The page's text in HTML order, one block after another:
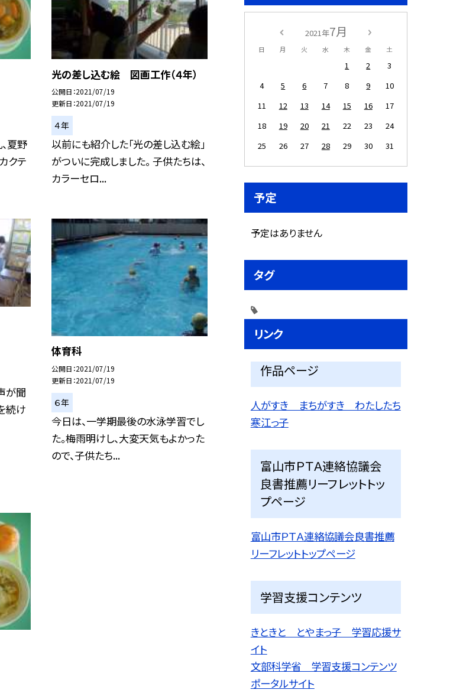
夏野
クテ
光の差し込む絵 図画工作（４年）
公開日 2021/07/19
更新日 2021/07/19
４年
以前にも紹介した「光の差し込む絵」
がついに完成しました。 子供たちは、
カラーセロ...
が聞
続け
体育科
公開日 2021/07/19
更新日 2021/07/19
６年
今日は、一学期最後の水泳学習でし
た。梅雨明けし、大変天気もよかった
ので、子供たち...
2021年7月
日 月 火 水 木 金 土
1 2
3
4
5 6 7 8 9
10
11
12 13 14 15 16
17
18
19 20 21 22 23
24
25
26 27 28 29 30 31
予定
予定はありません
タグ
リンク
作品ページ
人がすき まちがすき わたしたち
寒江っ子
富山市ＰＴＡ連絡協議会
良書推薦リーフレットトッ
プページ
富山市ＰＴＡ連絡協議会良書推薦
リーフレットトップページ
学習支援コンテンツ
きときと とやまっ子 学習応援サ
イト
文部科学省 学習支援コンテンツ
ポータルサイト